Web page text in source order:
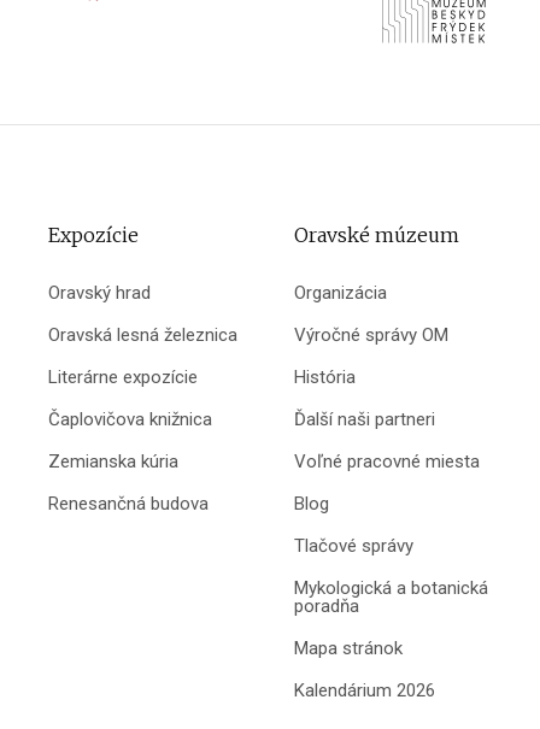
Expozície
Oravský hrad
Oravská lesná železnica
Literárne expozície
Čaplovičova knižnica
Zemianska kúria
Renesančná budova
Oravské múzeum
Organizácia
Výročné správy OM
História
Ďalší naši partneri
Voľné pracovné miesta
Blog
Tlačové správy
Mykologická a botanická
poradňa
Mapa stránok
Kalendárium 2026